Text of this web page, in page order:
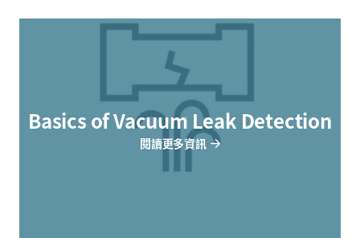
Basics of Vacuum Leak Detection
閱讀更多資訊